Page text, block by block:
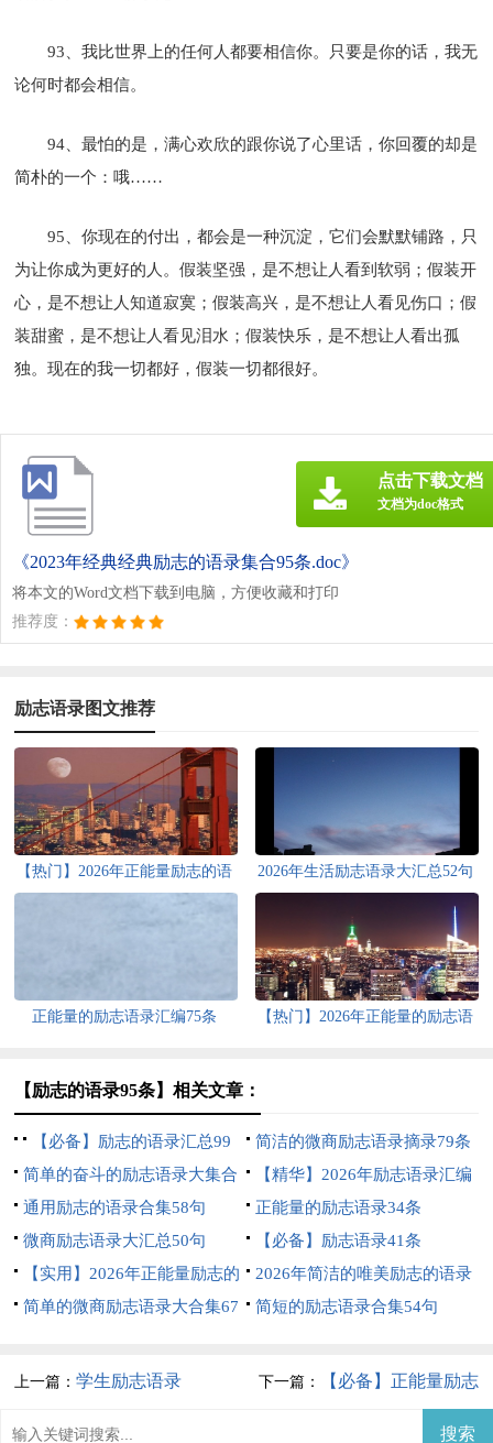
93、我比世界上的任何人都要相信你。只要是你的话，我无
论何时都会相信。
94、最怕的是，满心欢欣的跟你说了心里话，你回覆的却是
简朴的一个：哦……
95、你现在的付出，都会是一种沉淀，它们会默默铺路，只
为让你成为更好的人。假装坚强，是不想让人看到软弱；假装开
心，是不想让人知道寂寞；假装高兴，是不想让人看见伤口；假
装甜蜜，是不想让人看见泪水；假装快乐，是不想让人看出孤
独。现在的我一切都好，假装一切都很好。
《2023年经典经典励志的语录集合95条.doc》
将本文的Word文档下载到电脑，方便收藏和打印
推荐度：
点击下载文档
文档为doc格式
励志语录图文推荐
【热门】2026年正能量励志的语
2026年生活励志语录大汇总52句
正能量的励志语录汇编75条
【热门】2026年正能量的励志语
【励志的语录95条】相关文章：
【必备】励志的语录汇总99
条
简洁的微商励志语录摘录79条
简单的奋斗的励志语录大集合
80条
【精华】2026年励志语录汇编
60句
通用励志的语录合集58句
正能量的励志语录34条
微商励志语录大汇总50句
【必备】励志语录41条
【实用】2026年正能量励志的
语录集锦85句
2026年简洁的唯美励志的语录
汇总81条
简单的微商励志语录大合集67
简短的励志语录合集54句
上一篇：学生励志语录 下一篇：
【必备】正能量励志